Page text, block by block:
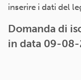
inserire i dati del
Domanda di
in data 09-